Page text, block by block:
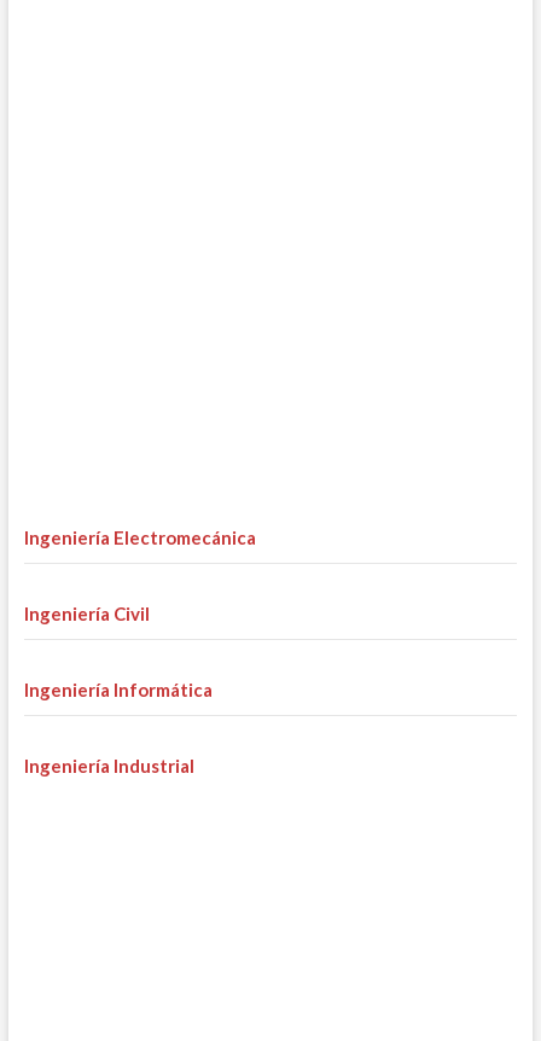
Ingeniería Electromecánica
Ingeniería Civil
Ingeniería Informática
Ingeniería Industrial